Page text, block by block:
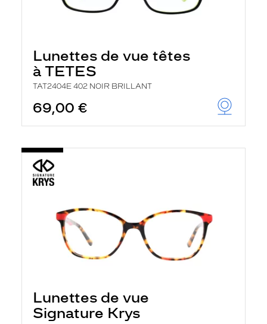
Lunettes de vue têtes
à TETES
TAT2404E 402 NOIR BRILLANT
69,00 €
Lunettes de vue
Signature Krys